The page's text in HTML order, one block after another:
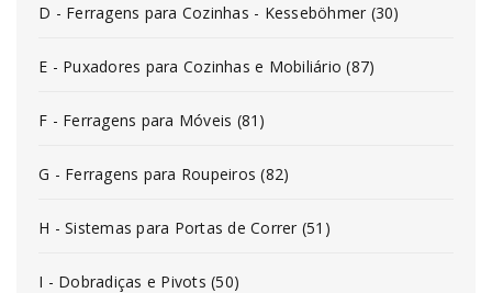
D - Ferragens para Cozinhas - Kesseböhmer (30)
E - Puxadores para Cozinhas e Mobiliário (87)
F - Ferragens para Móveis (81)
G - Ferragens para Roupeiros (82)
H - Sistemas para Portas de Correr (51)
I - Dobradiças e Pivots (50)